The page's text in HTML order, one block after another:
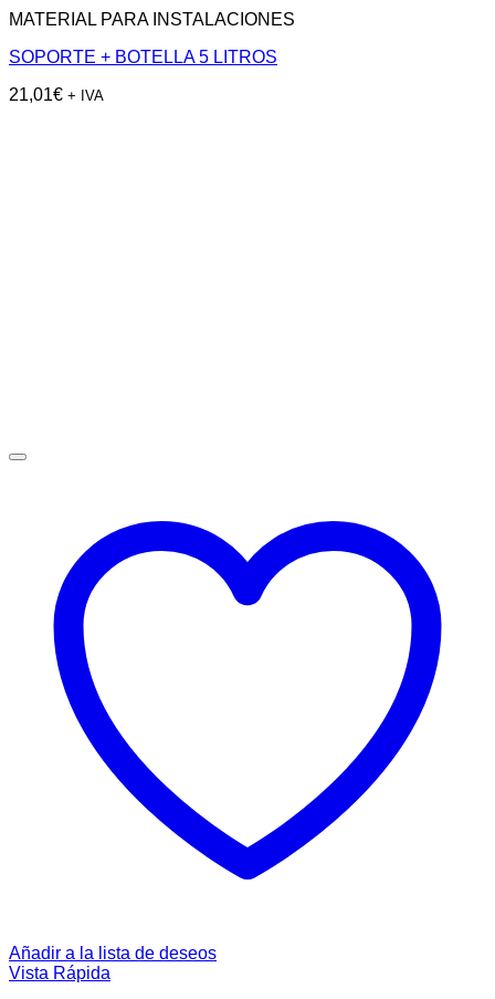
MATERIAL PARA INSTALACIONES
SOPORTE + BOTELLA 5 LITROS
21,01€ + IVA
Añadir a la lista de deseos
Vista Rápida